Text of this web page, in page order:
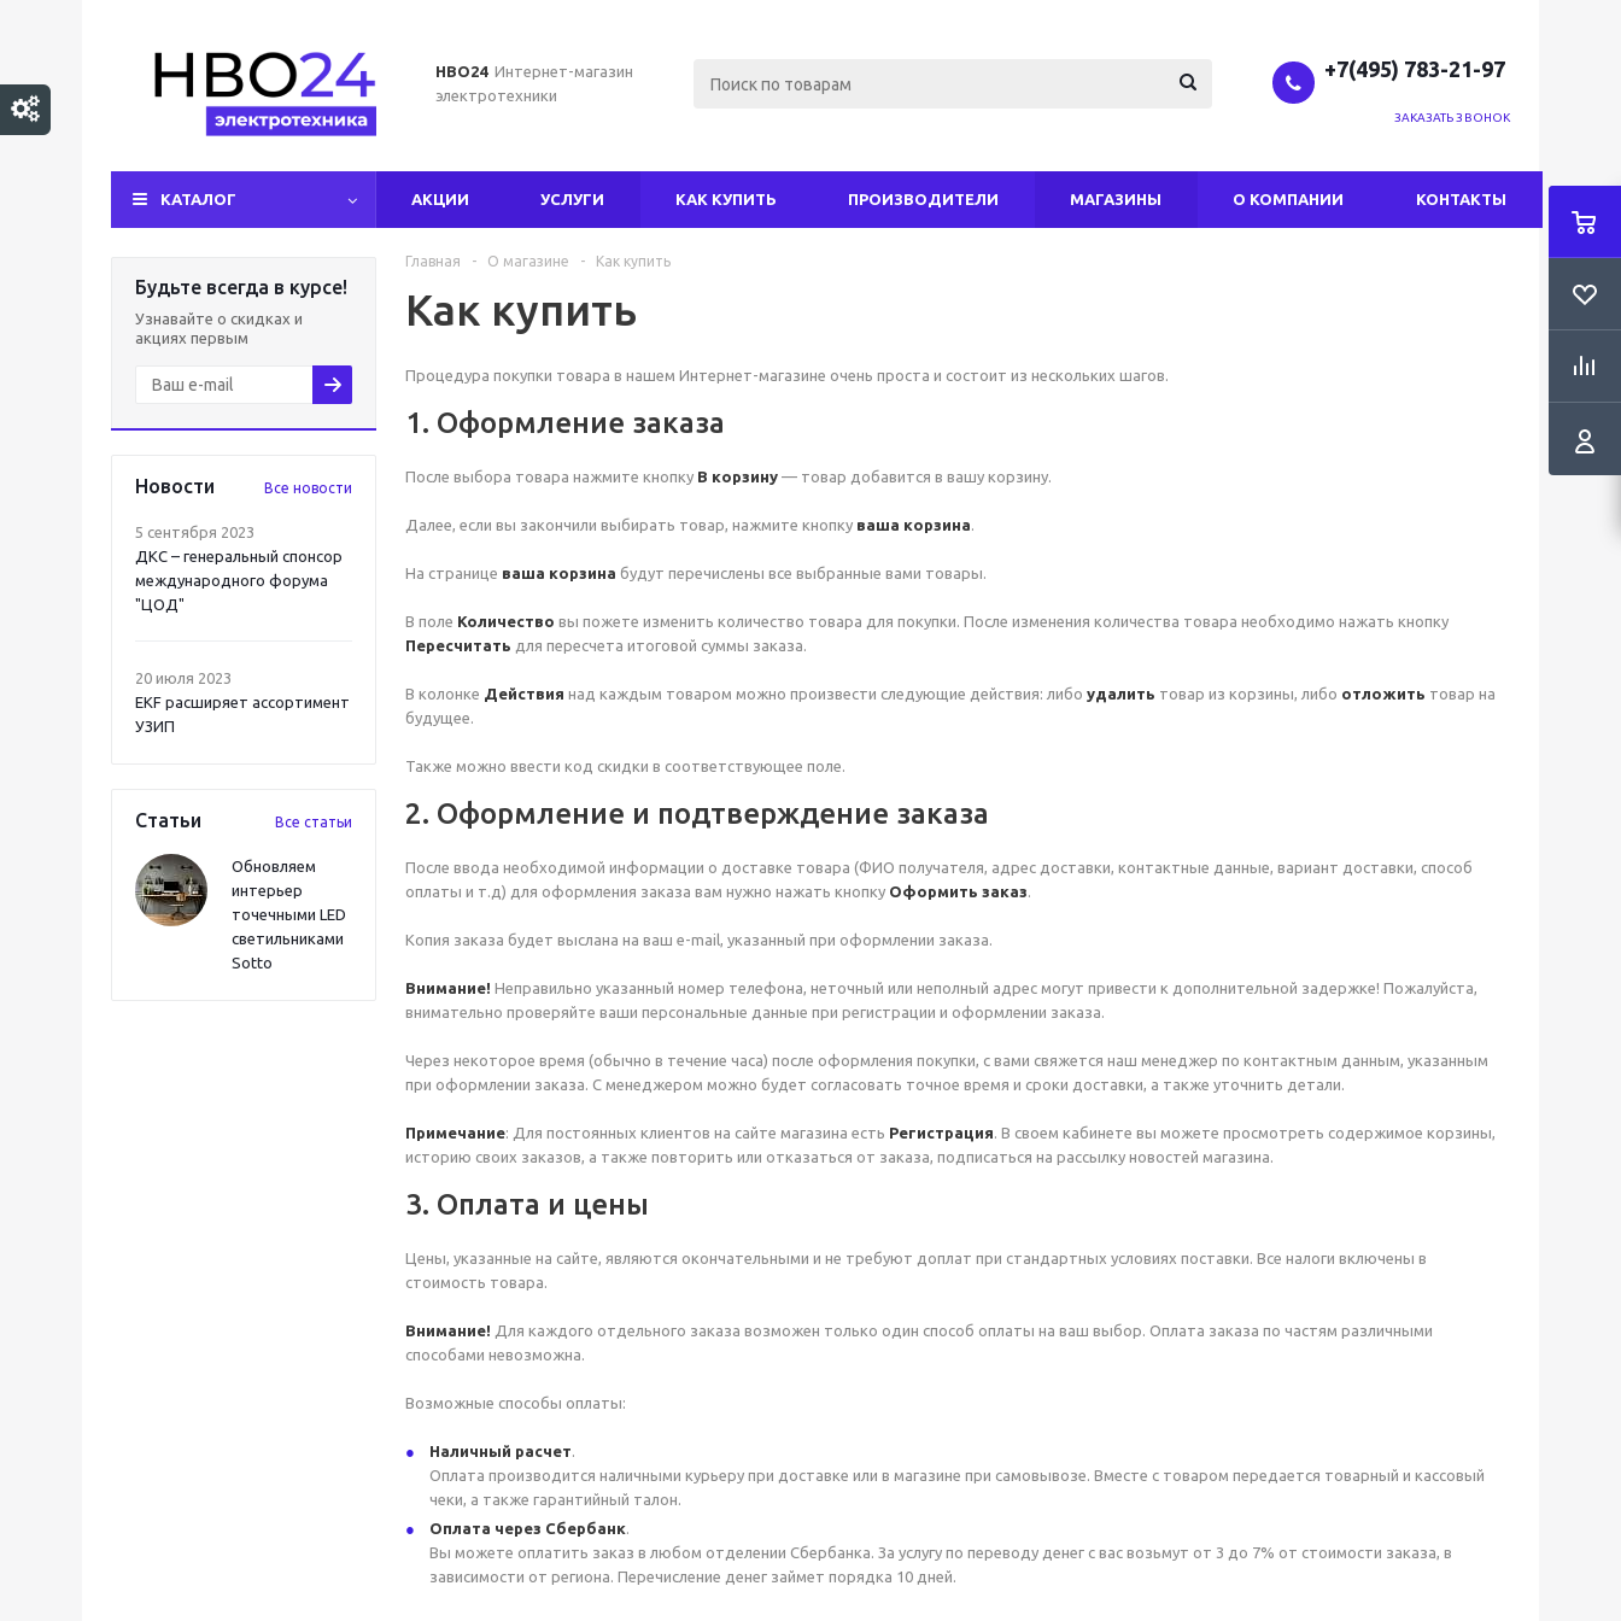
НВО24 Интернет-магазин
электротехники
+7(495) 783-21-97
ЗАКАЗАТЬ ЗВОНОК
КАТАЛОГ АКЦИИ УСЛУГИ КАК КУПИТЬ ПРОИЗВОДИТЕЛИ МАГАЗИНЫ О КОМПАНИИ КОНТАКТЫ
Будьте всегда в курсе!
Узнавайте о скидках и
акциях первым
Новости Все новости
5 сентября 2023
ДКС – генеральный спонсор
международного форума
"ЦОД"
20 июля 2023
EKF расширяет ассортимент
УЗИП
Статьи Все статьи
Обновляем
интерьер
точечными LED
светильниками
Sotto
Главная - О магазине - Как купить
Как купить
Процедура покупки товара в нашем Интернет-магазине очень проста и состоит из нескольких шагов.
1. Оформление заказа
После выбора товара нажмите кнопку В корзину — товар добавится в вашу корзину.
Далее, если вы закончили выбирать товар, нажмите кнопку ваша корзина.
На странице ваша корзина будут перечислены все выбранные вами товары.
В поле Количество вы пожете изменить количество товара для покупки. После изменения количества товара необходимо нажать кнопку
Пересчитать для пересчета итоговой суммы заказа.
В колонке Действия над каждым товаром можно произвести следующие действия: либо удалить товар из корзины, либо отложить товар на
будущее.
Также можно ввести код скидки в соответствующее поле.
2. Оформление и подтверждение заказа
После ввода необходимой информации о доставке товара (ФИО получателя, адрес доставки, контактные данные, вариант доставки, способ
оплаты и т.д) для оформления заказа вам нужно нажать кнопку Оформить заказ.
Копия заказа будет выслана на ваш e-mail, указанный при оформлении заказа.
Внимание! Неправильно указанный номер телефона, неточный или неполный адрес могут привести к дополнительной задержке! Пожалуйста,
внимательно проверяйте ваши персональные данные при регистрации и оформлении заказа.
Через некоторое время (обычно в течение часа) после оформления покупки, с вами свяжется наш менеджер по контактным данным, указанным
при оформлении заказа. С менеджером можно будет согласовать точное время и сроки доставки, а также уточнить детали.
Примечание: Для постоянных клиентов на сайте магазина есть Регистрация. В своем кабинете вы можете просмотреть содержимое корзины,
историю своих заказов, а также повторить или отказаться от заказа, подписаться на рассылку новостей магазина.
3. Оплата и цены
Цены, указанные на сайте, являются окончательными и не требуют доплат при стандартных условиях поставки. Все налоги включены в
стоимость товара.
Внимание! Для каждого отдельного заказа возможен только один способ оплаты на ваш выбор. Оплата заказа по частям различными
способами невозможна.
Возможные способы оплаты:
Наличный расчет.
Оплата производится наличными курьеру при доставке или в магазине при самовывозе. Вместе с товаром передается товарный и кассовый
чеки, а также гарантийный талон.
Оплата через Сбербанк.
Вы можете оплатить заказ в любом отделении Сбербанка. За услугу по переводу денег с вас возьмут от 3 до 7% от стоимости заказа, в
зависимости от региона. Перечисление денег займет порядка 10 дней.